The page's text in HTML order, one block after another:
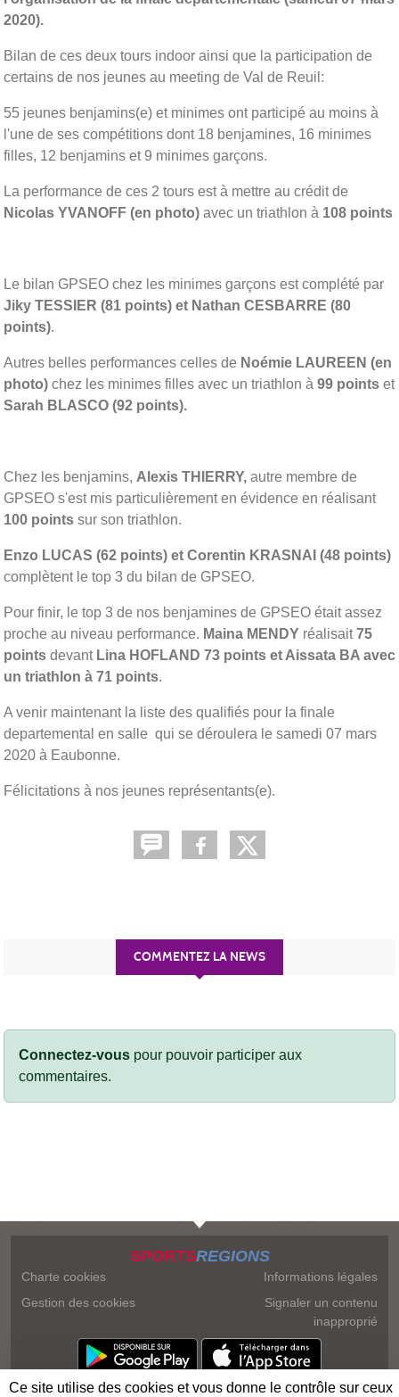
2020).
Bilan de ces deux tours indoor ainsi que la participation de
certains de nos jeunes au meeting de Val de Reuil:
55 jeunes benjamins(e) et minimes ont participé au moins à
l'une de ses compétitions dont 18 benjamines, 16 minimes
filles, 12 benjamins et 9 minimes garçons.
La performance de ces 2 tours est à mettre au crédit de
Nicolas YVANOFF (en photo) avec un triathlon à 108 points
Le bilan GPSEO chez les minimes garçons est complété par
Jiky TESSIER (81 points) et Nathan CESBARRE (80
points).
Autres belles performances celles de Noémie LAUREEN (en
photo) chez les minimes filles avec un triathlon à 99 points et
Sarah BLASCO (92 points).
Chez les benjamins, Alexis THIERRY, autre membre de
GPSEO s'est mis particulièrement en évidence en réalisant
100 points sur son triathlon.
Enzo LUCAS (62 points) et Corentin KRASNAI (48 points)
complètent le top 3 du bilan de GPSEO.
Pour finir, le top 3 de nos benjamines de GPSEO était assez
proche au niveau performance. Maina MENDY réalisait75
points devant Lina HOFLAND 73 points et Aissata BA avec
un triathlon à 71 points.
A venir maintenant la liste des qualifiés pour la finale
departemental en salle qui se déroulera le samedi 07 mars
2020 à Eaubonne.
Félicitations à nos jeunes représentants(e).
COMMENTEZ LA NEWS
Connectez-vous pour pouvoir participer aux
commentaires.
SPORTSREGIONS
Charte cookies
Gestion des cookies
Informations légales
Signaler un contenu
inapproprié
Ce site utilise des cookies et vous donne le contrôle sur ceux